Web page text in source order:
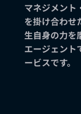
マネジメント
を掛け合わせ
生自身の力を
エージェント
ービスです。